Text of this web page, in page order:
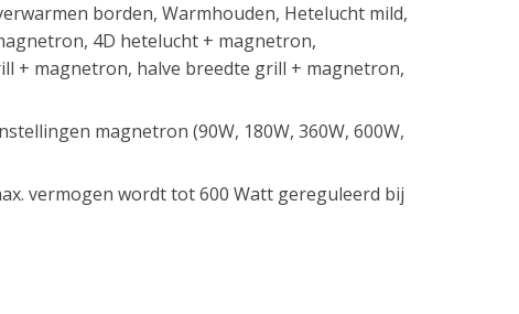
borden, Warmhouden, Hetelucht mild,
4D hetelucht + magnetron,
+ magnetron, halve breedte grill + magnetron,
magnetron (90W, 180W, 360W, 600W,
vermogen wordt tot 600 Watt gereguleerd bij